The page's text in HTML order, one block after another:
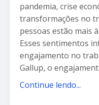
pandemia, crise
transformações no
pessoas estão mais
Esses sentimentos
engajamento no
Gallup, o
Continue lendo...